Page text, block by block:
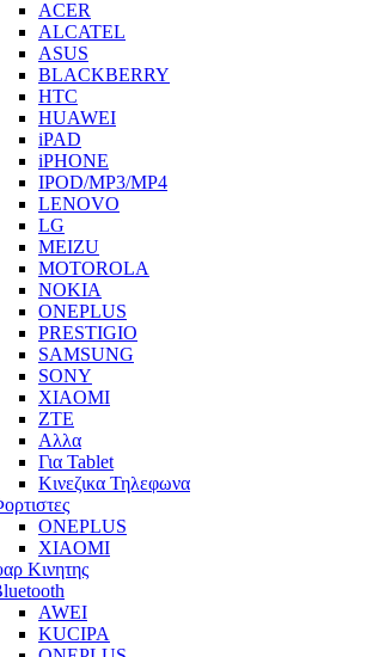
ACER
ALCATEL
ASUS
BLACKBERRY
HTC
HUAWEI
iPAD
iPHONE
IPOD/MP3/MP4
LENOVO
LG
MEIZU
MOTOROLA
NOKIA
ONEPLUS
PRESTIGIO
SAMSUNG
SONY
XIAOMI
ZTE
Αλλα
Για Tablet
Κινεζικα Τηλεφωνα
ONEPLUS
XIAOMI
Κινητης
AWEI
KUCIPA